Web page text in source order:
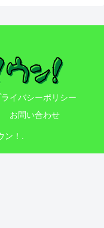
ライバシーポリシー
お問い合わせ
！.